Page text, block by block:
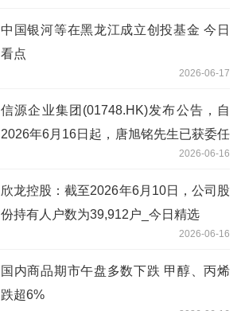
中国银河等在黑龙江成立创投基金 今日
看点
2026-06-17
信源企业集团(01748.HK)发布公告，自
2026年6月16日起，唐旭铭先生已获委任
2026-06-16
欣龙控股：截至2026年6月10日，公司股
份持有人户数为39,912户_今日精选
2026-06-16
国内商品期市午盘多数下跌 甲醇、丙烯
跌超6%